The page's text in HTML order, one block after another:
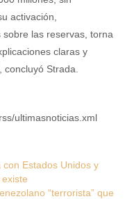
activación,
las reservas, torna
claras y
Strada.
ultimasnoticias.xml
Estados Unidos y
“terrorista” que